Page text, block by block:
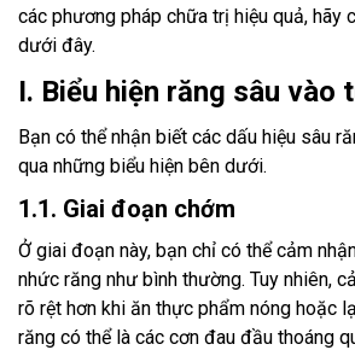
các phương pháp chữa trị hiệu quả, hãy
dưới đây.
I. Biểu hiện răng sâu vào
Bạn có thể nhận biết các dấu hiệu sâu
qua những biểu hiện bên dưới.
1.1. Giai đoạn chớm
Ở giai đoạn này, bạn chỉ có thể cảm
nhức răng như bình thường. Tuy nhiên,
rõ rệt hơn khi ăn thực phẩm nóng hoặc
răng có thể là các cơn đau đầu thoáng